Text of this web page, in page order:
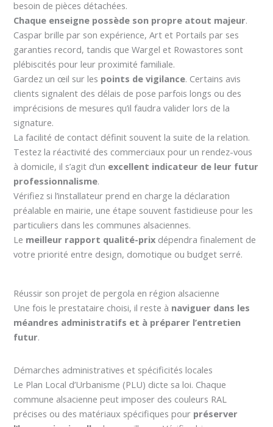
besoin de pièces détachées.
Chaque enseigne possède son propre atout majeur.
Caspar brille par son expérience, Art et Portails par ses
garanties record, tandis que Wargel et Rowastores sont
plébiscités pour leur proximité familiale.
Gardez un œil sur les points de vigilance. Certains avis
clients signalent des délais de pose parfois longs ou des
imprécisions de mesures qu’il faudra valider lors de la
signature.
La facilité de contact définit souvent la suite de la relation.
Testez la réactivité des commerciaux pour un rendez-vous
à domicile, il s’agit d’un excellent indicateur de leur futur
professionnalisme.
Vérifiez si l’installateur prend en charge la déclaration
préalable en mairie, une étape souvent fastidieuse pour les
particuliers dans les communes alsaciennes.
Le meilleur rapport qualité-prix dépendra finalement de
votre priorité entre design, domotique ou budget serré.
Réussir son projet de pergola en région alsacienne
Une fois le prestataire choisi, il reste à naviguer dans les
méandres administratifs et à préparer l’entretien
futur.
Démarches administratives et spécificités locales
Le Plan Local d’Urbanisme (PLU) dicte sa loi. Chaque
commune alsacienne peut imposer des couleurs RAL
précises ou des matériaux spécifiques pour préserver